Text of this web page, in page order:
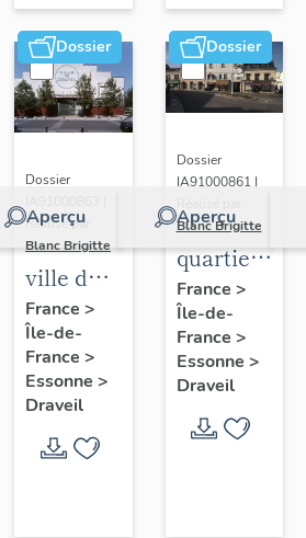
Dossier
Aperçu
Dossier
Réalisé par
Blanc Brigitte
ville de
Draveil
France >
Île-de-
France >
Essonne >
Draveil
Dossier
Aperçu
Dossier
IA91000861 |
Blanc Brigitte
quartier
du
centre
France >
Île-de-
France >
Essonne >
Draveil